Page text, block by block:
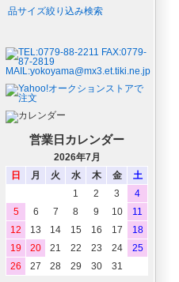
品サイズ絞り込み検索
営業日カレンダー
2026年7月
日
月 火 水 木 金
土
1
2 3
4
5
6 7 8 9 10
11
12
13 14 15 16 17
18
19
20 21 22 23 24
25
26
27 28 29 30
31